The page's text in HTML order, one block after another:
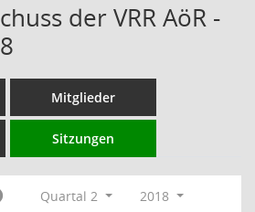
der VRR AöR -
Mitglieder
Sitzungen
Quartal 2
2018